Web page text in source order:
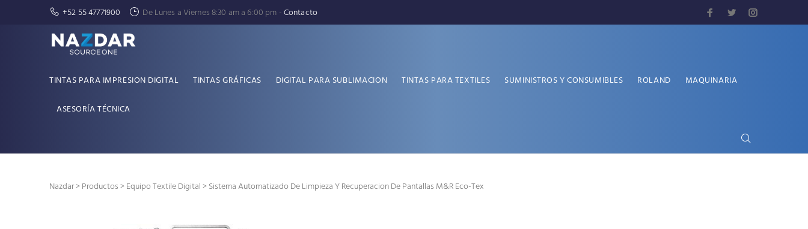
+52 55 47771900 De Lunes a Viernes 8:30 am a 6:00 pm -Contacto
TINTAS PARA IMPRESION DIGITAL TINTAS GRÁFICAS DIGITAL PARA SUBLIMACION TINTAS PARA TEXTILES SUMINISTROS Y CONSUMIBLES ROLAND MAQUINARIA
ASESORÍA TÉCNICA
Nazdar>Productos>Equipo Textile Digital> Sistema Automatizado De Limpieza Y Recuperacion De Pantallas M&R Eco-Tex